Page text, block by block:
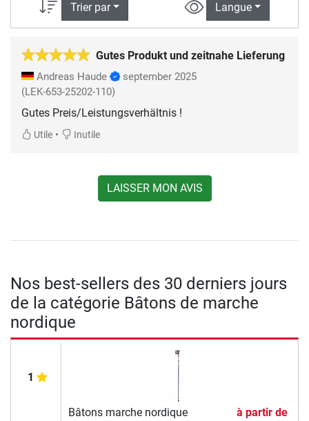
Trier par Langue
Gutes Produkt und zeitnahe Lieferung
Andreas Haude
september 2025
(LEK-653-25202-110)
Gutes Preis/Leistungsverhältnis !
Utile • Inutile
LAISSER MON AVIS
Nos best-sellers des 30 derniers jours
de la catégorie Bâtons de marche
nordique
1
Bâtons marche nordique
à partir de